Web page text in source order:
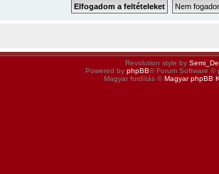
Revolution style by
Powered by phpBB® Forum Software ©
Magyar fordítás ©Magyar phpBB